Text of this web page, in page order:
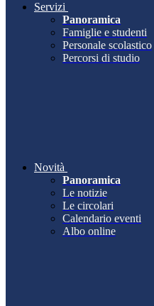
Servizi
Panoramica
Famiglie e studenti
Personale scolastico
Percorsi di studio
Novità
Panoramica
Le notizie
Le circolari
Calendario eventi
Albo online